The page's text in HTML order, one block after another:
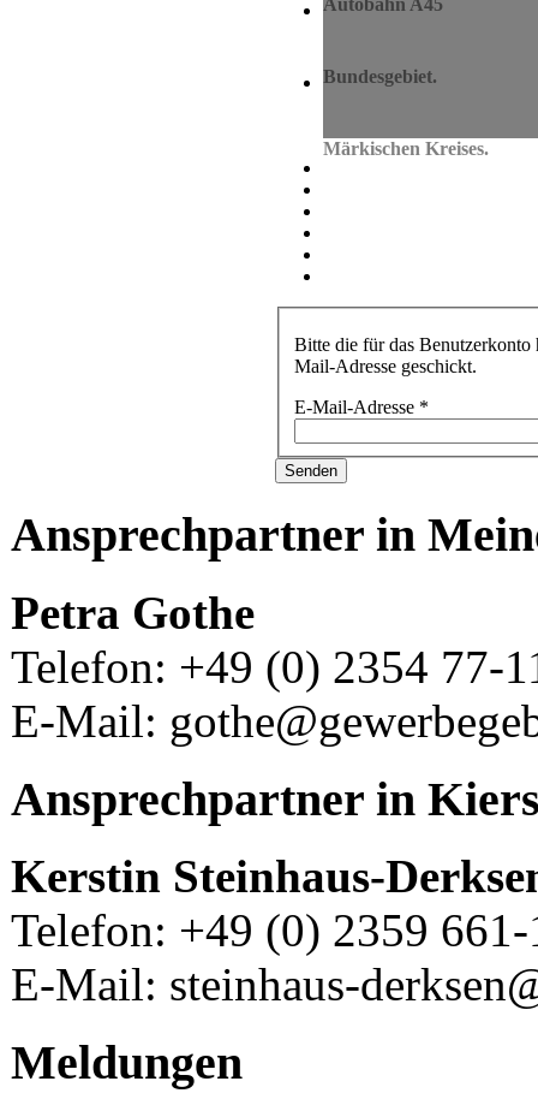
Hervorragende
Bundesgebiet.
Wirtschaftsraum
Märkischen Kreises.
Bitte die für das Benutzerkonto
Mail-Adresse geschickt.
E-Mail-Adresse *
Senden
Ansprechpartner in
Petra Gothe
Telefon: +49 (0) 2354 77-
E-Mail:
Ansprechpartner in
Kerstin Steinhaus-
Telefon: +49 (0) 2359
E-Mail: steinhaus-
Meldungen